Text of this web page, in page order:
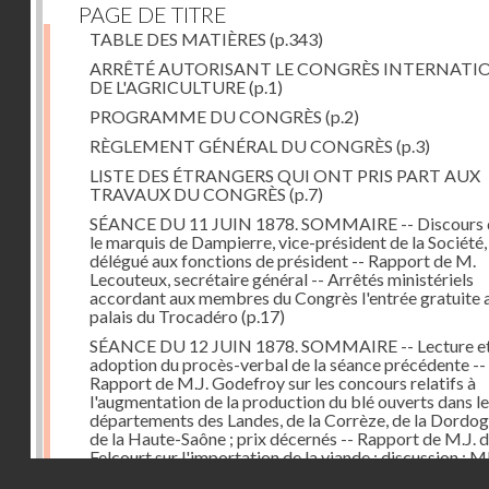
PAGE DE TITRE
TABLE DES MATIÈRES (p.343)
ARRÊTÉ AUTORISANT LE CONGRÈS
DE L'AGRICULTURE(p.1)
PROGRAMME DU CONGRÈS (p.2)
RÈGLEMENT GÉNÉRAL DU CONGRÈS (p.3)
LISTE DES ÉTRANGERS QUI ONT PRIS PART AUX
TRAVAUX DU CONGRÈS (p.7)
SÉANCE DU 11 JUIN 1878. SOMMAIRE -- Discours
le marquis de Dampierre, vice-président de la Société,
délégué aux fonctions de président -- Rapport de M.
Lecouteux, secrétaire général -- Arrêtés ministériels
accordant aux membres du Congrès l'entrée gratuite
palais du Trocadéro (p.17)
SÉANCE DU 12 JUIN 1878. SOMMAIRE -- Lecture
adoption du procès-verbal de la séance précédente --
Rapport de M.J. Godefroy sur les concours relatifs à
l'augmentation de la production du blé ouverts dans
départements des Landes, de la Corrèze, de la
de la Haute-Saône ; prix décernés -- Rapport de M.J.
Felcourt sur l'importation de la viande ; discussion :